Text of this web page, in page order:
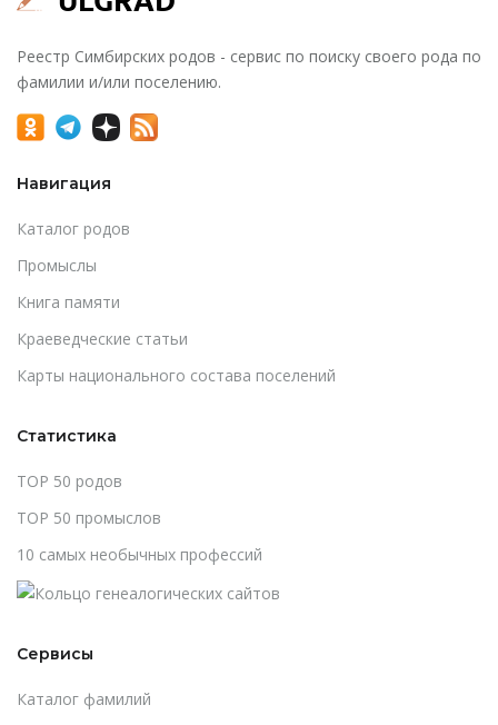
Реестр Симбирских родов - сервис по поиску своего рода по
фамилии и/или поселению.
Навигация
Каталог родов
Промыслы
Книга памяти
Краеведческие статьи
Карты национального состава поселений
Статистика
TOP 50 родов
TOP 50 промыслов
10 самых необычных профессий
Сервисы
Каталог фамилий